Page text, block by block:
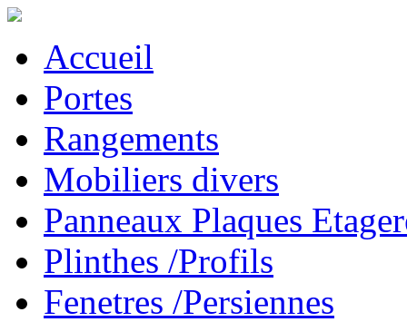
Accueil
Portes
Rangements
Mobiliers divers
Panneaux Plaques
Plinthes /Profils
Fenetres /Persiennes